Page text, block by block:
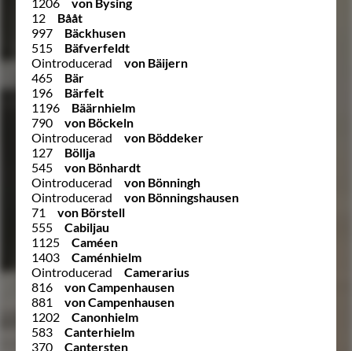
12
Bååt
997
Bäckhusen
515
Bäfverfeldt
Ointroducerad
von Bäijern
465
Bär
196
Bärfelt
1196
Bäärnhielm
790
von Böckeln
Ointroducerad
von Böddeker
127
Böllja
545
von Bönhardt
Ointroducerad
von Bönningh
Ointroducerad
von Bönningshausen
71
von Börstell
555
Cabiljau
1125
Caméen
1403
Caménhielm
Ointroducerad
Camerarius
816
von Campenhausen
881
von Campenhausen
1202
Canonhielm
583
Canterhielm
370
Cantersten